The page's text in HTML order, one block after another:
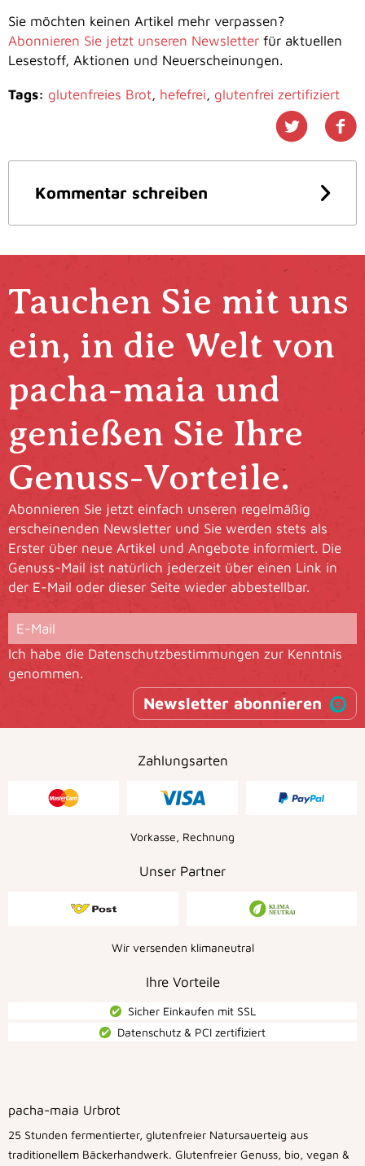
Sie möchten keinen Artikel mehr verpassen?
Abonnieren Sie jetzt unseren Newsletter für aktuellen
Lesestoff, Aktionen und Neuerscheinungen.
Tags: glutenfreies Brot, hefefrei, glutenfrei zertifiziert
Kommentar schreiben
Tauchen Sie mit uns
ein, in die Welt von
pacha-maia und
genießen Sie Ihre
Genuss-Vorteile.
Abonnieren Sie jetzt einfach unseren regelmäßig
erscheinenden Newsletter und Sie werden stets als
Erster über neue Artikel und Angebote informiert. Die
Genuss-Mail ist natürlich jederzeit über einen Link in
der E-Mail oder dieser Seite wieder abbestellbar.
Ich habe die Datenschutzbestimmungen zur Kenntnis
genommen.
Newsletter abonnieren
Zahlungsarten
Vorkasse, Rechnung
Unser Partner
Wir versenden klimaneutral
Ihre Vorteile
Sicher Einkaufen mit SSL
Datenschutz & PCI zertiﬁziert
pacha-maia Urbrot
25 Stunden fermentierter, glutenfreier Natursauerteig aus
traditionellem Bäckerhandwerk. Glutenfreier Genuss, bio, vegan &